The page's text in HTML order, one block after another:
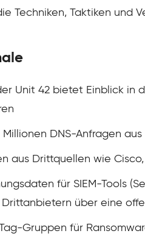
Techniken, Taktiken und
Unit 42 bietet Einblick in
DNS-Anfragen
aus Drittquellen wie
für SIEM-Tools
über eine
Gruppen für